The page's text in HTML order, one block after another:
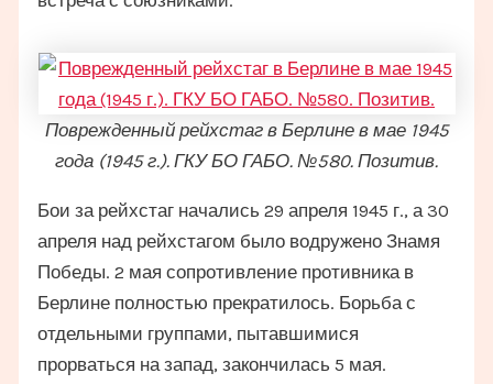
Поврежденный рейхстаг в Берлине в мае 1945
года (1945 г.). ГКУ БО ГАБО. №580. Позитив.
Бои за рейхстаг начались 29 апреля 1945 г., а 30
апреля над рейхстагом было водружено Знамя
Победы. 2 мая сопротивление противника в
Берлине полностью прекратилось. Борьба с
отдельными группами, пытавшимися
прорваться на запад, закончилась 5 мая.